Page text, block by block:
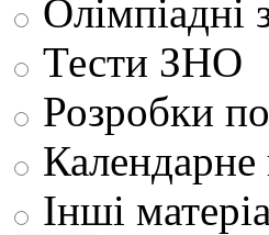
Олімпіадні
Тести ЗНО
Розробки
Інші